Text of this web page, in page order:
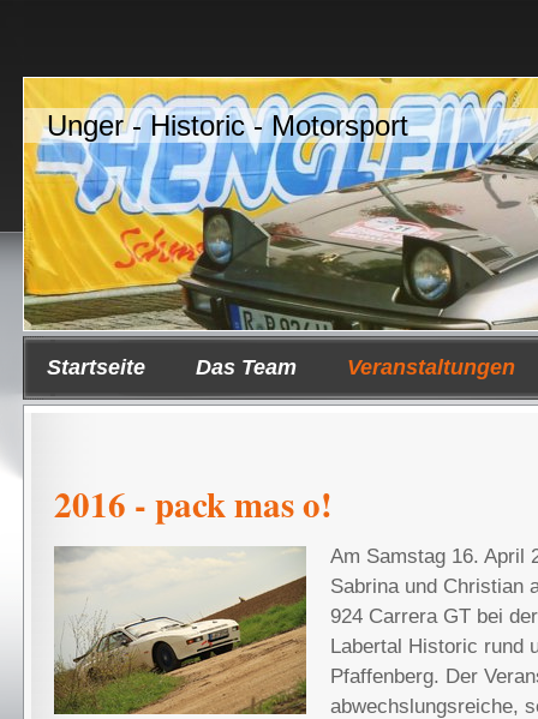
Unger - Historic - Motorsport
Startseite Das Team Veranstaltungen
2016 - pack mas o!
Am Samstag 16. April
Sabrina und Christian
924 Carrera GT bei
Labertal Historic rund
Pfaffenberg. Der
abwechslungsreiche,